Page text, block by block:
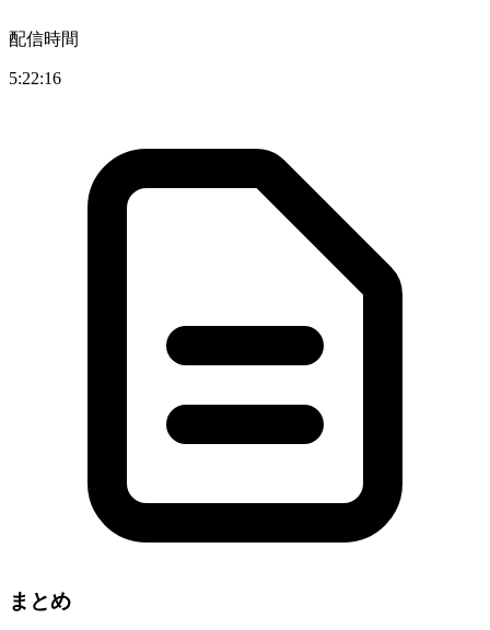
配信時間
5:22:16
まとめ